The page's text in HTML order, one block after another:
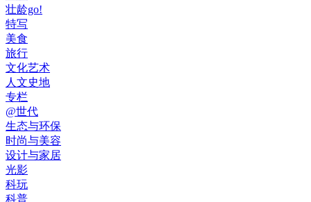
壮龄go!
特写
美食
旅行
文化艺术
人文史地
专栏
@世代
生态与环保
时尚与美容
设计与家居
光影
科玩
科普